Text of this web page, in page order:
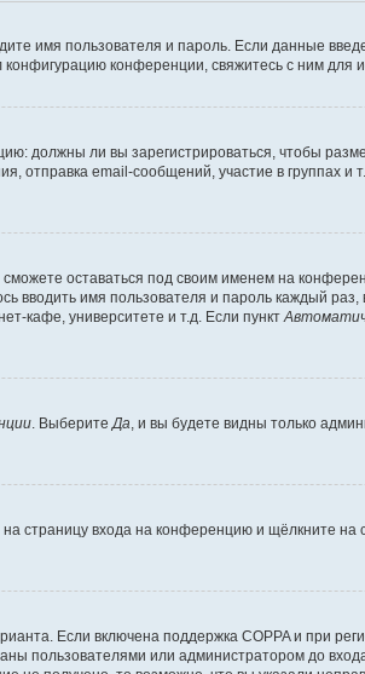
имя пользователя и пароль. Если данные
конференции, свяжитесь с ним для
должны ли вы зарегистрироваться, чтобы
email-сообщений, участие в группах и
сможете оставаться под своим именем на
вводить имя пользователя и пароль каждый
кафе, университете и т.д. Если пункт
. Выберите Да , и вы будете видны только
страницу входа на конференцию и щёлкните на
Если включена поддержка COPPA и при
пользователями или администратором до